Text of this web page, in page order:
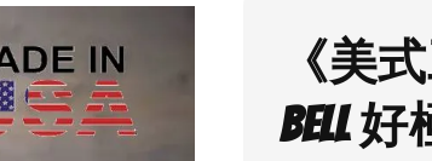
《美
Bell